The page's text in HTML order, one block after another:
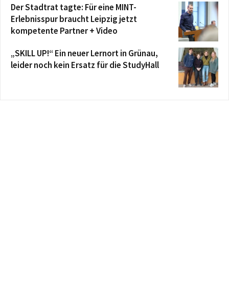
Der Stadtrat tagte: Für eine MINT-
Erlebnisspur braucht Leipzig jetzt
kompetente Partner + Video
„SKILL UP!“ Ein neuer Lernort in Grünau,
leider noch kein Ersatz für die StudyHall